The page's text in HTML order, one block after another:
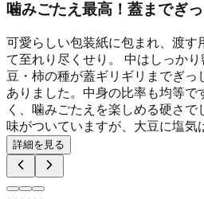
噛みごたえ最高！蓋までぎ
可愛らしい包装紙に包まれ、渡す
て至れり尽くせり。 中はしっか
豆・柿の種が蓋ギリギリまでぎっ
ありました。中身の比率も均等で
く、噛みごたえを楽しめる硬さで
味がついていますが、大豆に塩気
詳細を見る